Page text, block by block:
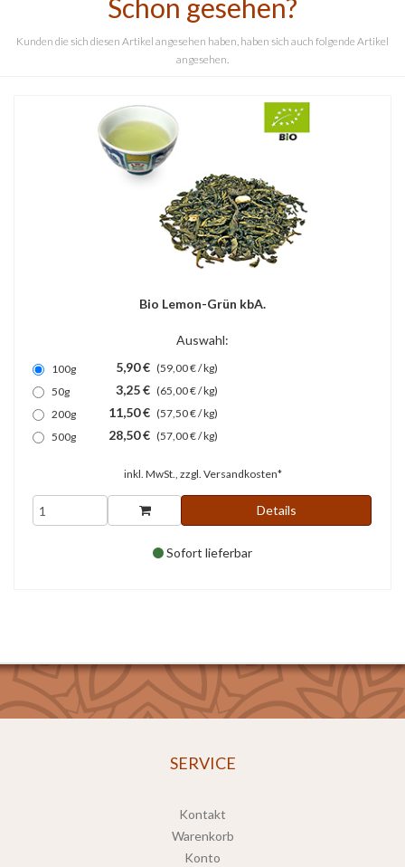
Schon gesehen?
Kunden die sich diesen Artikel angesehen haben, haben sich auch folgende Artikel
angesehen.
Bio Lemon-Grün kbA.
Auswahl:
100g 5,90 € (59,00 € / kg)
50g
3,25 € (65,00 € / kg)
200g
11,50 € (57,50 € / kg)
500g
28,50 € (57,00 € / kg)
inkl. MwSt., zzgl. Versandkosten*
Details
Sofort lieferbar
SERVICE
Kontakt
Warenkorb
Konto